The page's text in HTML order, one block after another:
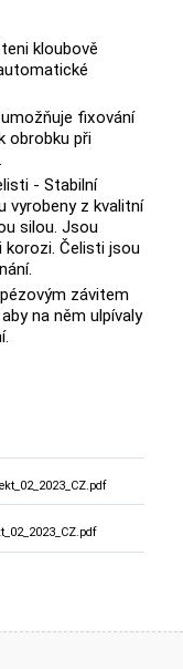
kloubově
fixování
obrobku při
- Stabilní
vyrobeny z kvalitní
silou. Jsou
korozi. Čelisti jsou
závitem
na něm ulpívaly